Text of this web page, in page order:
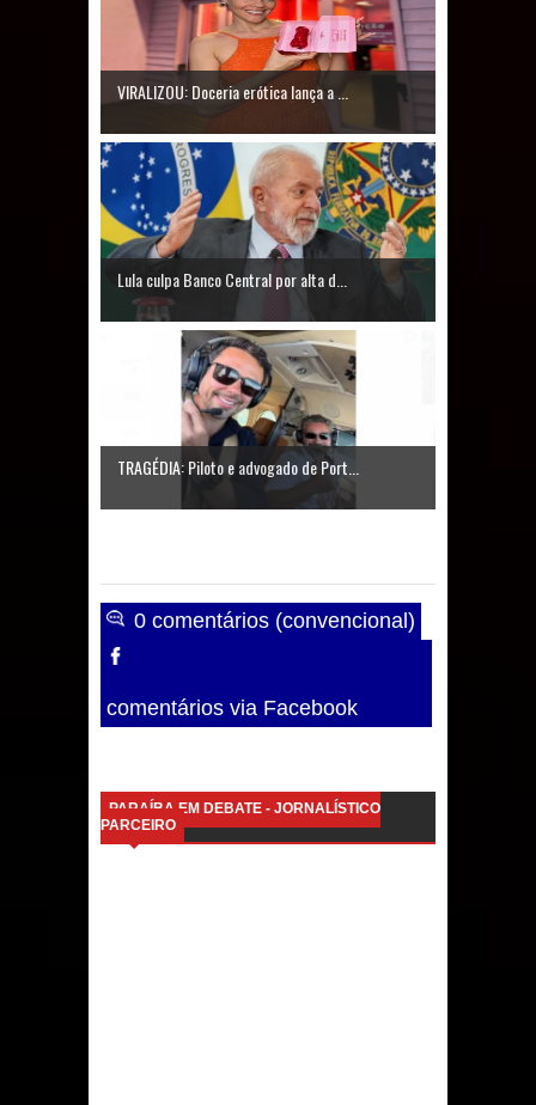
VIRALIZOU: Doceria erótica lança a ...
Lula culpa Banco Central por alta d...
TRAGÉDIA: Piloto e advogado de Port...
0 comentários (convencional)
comentários via Facebook
PARAÍBA EM DEBATE - JORNALÍSTICO
PARCEIRO